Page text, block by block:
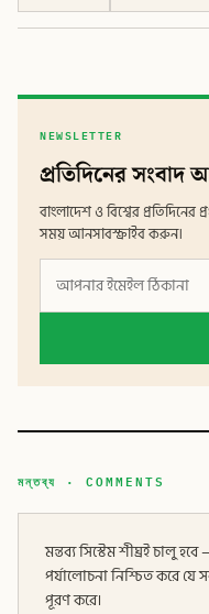
NEWSLETTER
প্রতিদিনের সংবাদ
বাংলাদেশ ও বিশ্বের
সময় আনসাবস্ক্রাইব করুন।
মন্তব্য · COMMENTS
মন্তব্য সিস্টেম শীঘ্রই চালু
পর্যালোচনা নিশ্চিত করে
পূরণ করে।